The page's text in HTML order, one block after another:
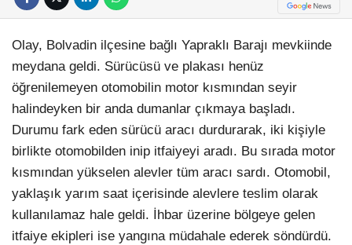
Olay, Bolvadin ilçesine bağlı Yapraklı Barajı mevkiinde
meydana geldi. Sürücüsü ve plakası henüz
öğrenilemeyen otomobilin motor kısmından seyir
halindeyken bir anda dumanlar çıkmaya başladı.
Durumu fark eden sürücü aracı durdurarak, iki kişiyle
birlikte otomobilden inip itfaiyeyi aradı. Bu sırada motor
kısmından yükselen alevler tüm aracı sardı. Otomobil,
yaklaşık yarım saat içerisinde alevlere teslim olarak
kullanılamaz hale geldi. İhbar üzerine bölgeye gelen
itfaiye ekipleri ise yangına müdahale ederek söndürdü.